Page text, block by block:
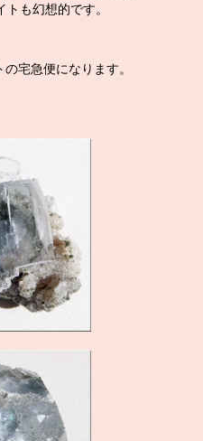
も幻想的です。
宅急便になります。